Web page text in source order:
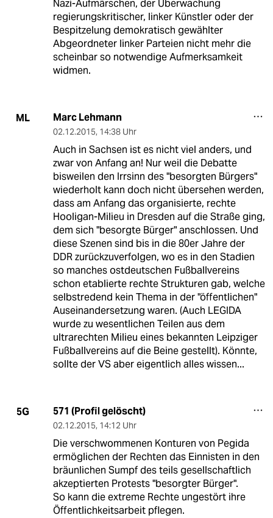
Nazi-Aufmärschen, der Überwachung
regierungskritischer, linker Künstler oder der
Bespitzelung demokratisch gewählter
Abgeordneter linker Parteien nicht mehr die
scheinbar so notwendige Aufmerksamkeit
widmen.
ML Marc Lehmann
02.12.2015, 14:38 Uhr
Auch in Sachsen ist es nicht viel anders, und
zwar von Anfang an! Nur weil die Debatte
bisweilen den Irrsinn des "besorgten Bürgers"
wiederholt kann doch nicht übersehen werden,
dass am Anfang das organisierte, rechte
Hooligan-Milieu in Dresden auf die Straße ging,
dem sich "besorgte Bürger" anschlossen. Und
diese Szenen sind bis in die 80er Jahre der
DDR zurückzuverfolgen, wo es in den Stadien
so manches ostdeutschen Fußballvereins
schon etablierte rechte Strukturen gab, welche
selbstredend kein Thema in der "öffentlichen"
Auseinandersetzung waren. (Auch LEGIDA
wurde zu wesentlichen Teilen aus dem
ultrarechten Milieu eines bekannten Leipziger
Fußballvereins auf die Beine gestellt). Könnte,
sollte der VS aber eigentlich alles wissen...
5G 571 (Profil gelöscht)
02.12.2015, 14:12 Uhr
Die verschwommenen Konturen von Pegida
ermöglichen der Rechten das Einnisten in den
bräunlichen Sumpf des teils gesellschaftlich
akzeptierten Protests "besorgter Bürger".
So kann die extreme Rechte ungestört ihre
Öffentlichkeitsarbeit pflegen.